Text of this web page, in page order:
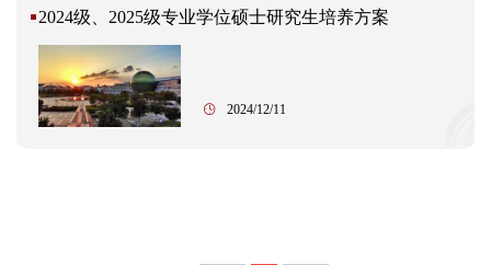
2024级、2025级专业学位硕士研究生培养方案
2024/12/11